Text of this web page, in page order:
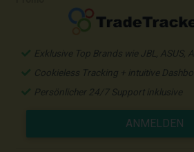
Exklusive Top Brands wie JBL, ASUS,
Cookieless Tracking + intuitive
Persönlicher 24/7 Support inklusive
ANMELDEN